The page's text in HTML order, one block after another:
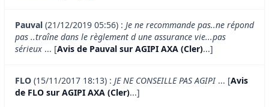
Pauval (21/12/2019 05:56) : Je ne recommande pas..ne répond
pas ..traîne dans le règlement d une assurance vie...pas
sérieux ... [Avis de Pauval sur AGIPI AXA (Cler)...]
FLO (15/11/2017 18:13) : JE NE CONSEILLE PAS AGIPI... [Avis
de FLO sur AGIPI AXA (Cler)...]